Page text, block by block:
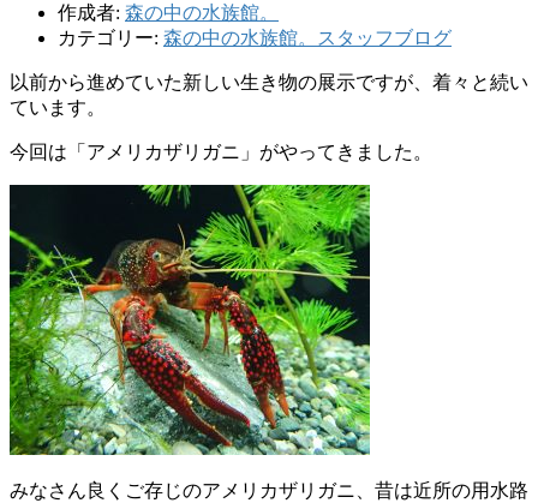
作成者: 森の中の水族館。
カテゴリー: 森の中の水族館。スタッフブログ
以前から進めていた新しい生き物の展示ですが、着々と続い
ています。
今回は「アメリカザリガニ」がやってきました。
みなさん良くご存じのアメリカザリガニ、昔は近所の用水路